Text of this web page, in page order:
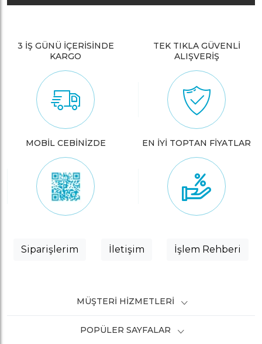
3 İŞ GÜNÜ İÇERİSİNDE
KARGO
TEK TIKLA GÜVENLİ
ALIŞVERİŞ
MOBİL CEBİNİZDE EN İYİ TOPTAN FİYATLAR
Siparişlerim İletişim İşlem Rehberi
MÜŞTERI HIZMETLERI
POPÜLER SAYFALAR